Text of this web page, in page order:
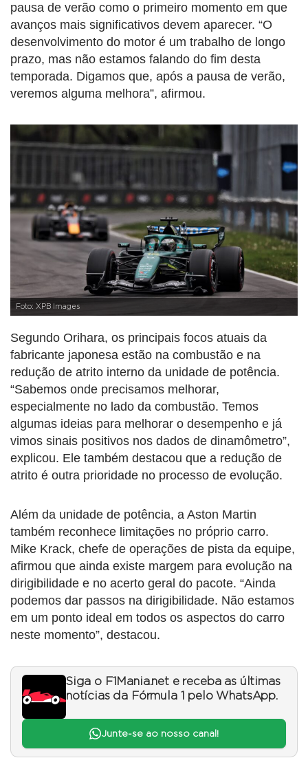
pausa de verão como o primeiro momento em que
avanços mais significativos devem aparecer. “O
desenvolvimento do motor é um trabalho de longo
prazo, mas não estamos falando do fim desta
temporada. Digamos que, após a pausa de verão,
veremos alguma melhora”, afirmou.
Foto: XPB Images
Segundo Orihara, os principais focos atuais da
fabricante japonesa estão na combustão e na
redução de atrito interno da unidade de potência.
“Sabemos onde precisamos melhorar,
especialmente no lado da combustão. Temos
algumas ideias para melhorar o desempenho e já
vimos sinais positivos nos dados de dinamômetro”,
explicou. Ele também destacou que a redução de
atrito é outra prioridade no processo de evolução.
Além da unidade de potência, a Aston Martin
também reconhece limitações no próprio carro.
Mike Krack, chefe de operações de pista da equipe,
afirmou que ainda existe margem para evolução na
dirigibilidade e no acerto geral do pacote. “Ainda
podemos dar passos na dirigibilidade. Não estamos
em um ponto ideal em todos os aspectos do carro
neste momento”, destacou.
Siga o F1Mania.net e receba as últimas
notícias da Fórmula 1 pelo WhatsApp.
Junte-se ao nosso canal!